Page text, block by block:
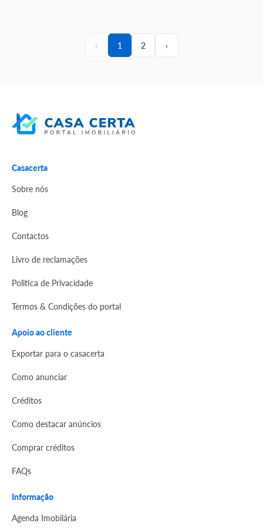
‹ 1 2 ›
Casacerta
Sobre nós
Blog
Contactos
Livro de reclamações
Politica de Privacidade
Termos & Condições do portal
Apoio ao cliente
Exportar para o casacerta
Como anunciar
Créditos
Como destacar anúncios
Comprar créditos
FAQs
Informação
Agenda Imobilária